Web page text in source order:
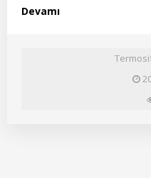
Devamı